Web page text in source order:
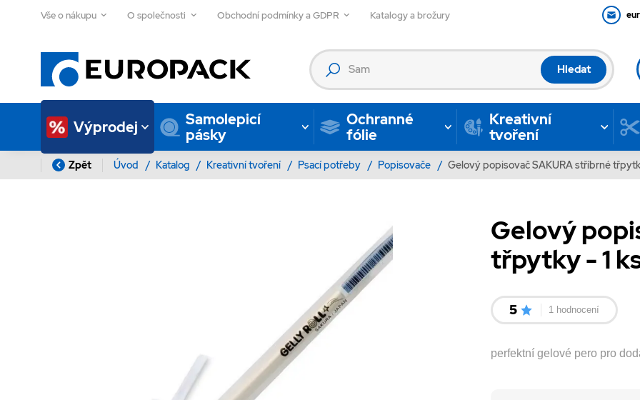
Vše o nákupu O společnosti Obchodní podmínky a GDPR Katalogy a brožury
Hledat
Výprodej
Samolepicí
pásky
Ochranné
fólie
Kreativní
tvoření
Zpět Úvod / Katalog / Kreativní tvoření / Psací potřeby / Popisovače / Gelový popisovač SAKURA stříbrné
Gelový
třpytky - 1
5 1 hodnocení
perfektní gelové pero pro